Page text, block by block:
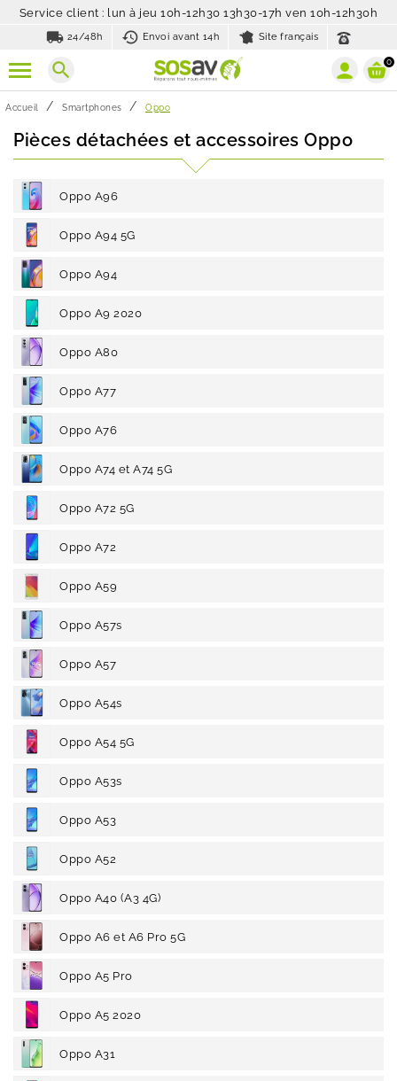
Service client : lun à jeu 10h-12h30 13h30-17h ven 10h-12h30h
local_shipping 24/48h history_toggle_off
Envoi avant 14h Site français
search 0
Accueil Smartphones Oppo
Pièces détachées et accessoires Oppo
Oppo A96
Oppo A94 5G
Oppo A94
Oppo A9 2020
Oppo A80
Oppo A77
Oppo A76
Oppo A74 et A74 5G
Oppo A72 5G
Oppo A72
Oppo A59
Oppo A57s
Oppo A57
Oppo A54s
Oppo A54 5G
Oppo A53s
Oppo A53
Oppo A52
Oppo A40 (A3 4G)
Oppo A6 et A6 Pro 5G
Oppo A5 Pro
Oppo A5 2020
Oppo A31